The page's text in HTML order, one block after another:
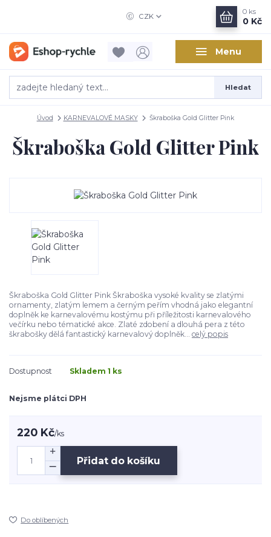
Menu
CZK
Hledat
0 ks
0 Kč
Úvod KARNEVALOVÉ MASKY Škraboška Gold Glitter Pink
Škraboška Gold Glitter Pink
Škraboška Gold Glitter Pink Škraboška vysoké kvality se zlatými
ornamenty, zlatým lemem a černým peřím vhodná jako elegantní
doplněk ke karnevalovému kostýmu při příležitosti karnevalového
večírku nebo tématické akce. Zlaté zdobení a dlouhá pera z této
škrabošky dělá fantastický karnevalový doplněk... celý popis
Dostupnost Skladem 1 ks
Nejsme plátci DPH
220 Kč/ks
Přidat do košíku
Do oblíbených